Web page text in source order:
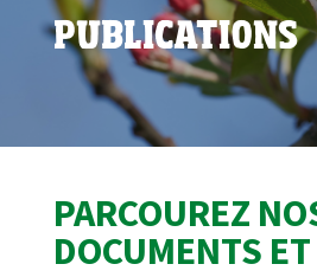
PUBLICATIONS
PARCOUREZ
DOCUMENTS